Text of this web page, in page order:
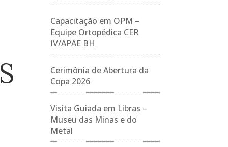
Capacitação em OPM –
Equipe Ortopédica CER
IV/APAE BH
Cerimônia de Abertura da
Copa 2026
Visita Guiada em Libras –
Museu das Minas e do
Metal